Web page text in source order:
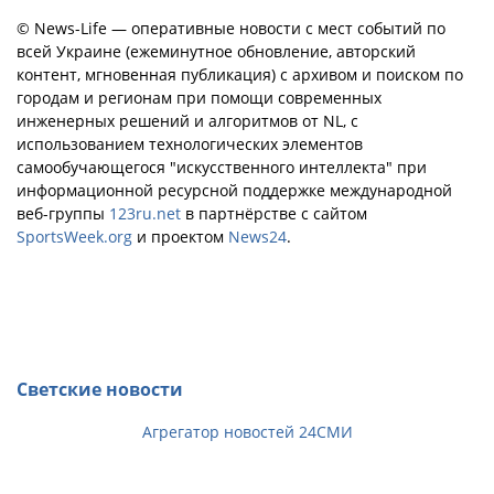
© News-Life — оперативные новости с мест событий по
всей Украине (ежеминутное обновление, авторский
контент, мгновенная публикация) с архивом и поиском по
городам и регионам при помощи современных
инженерных решений и алгоритмов от NL, с
использованием технологических элементов
самообучающегося "искусственного интеллекта" при
информационной ресурсной поддержке международной
веб-группы 123ru.net в партнёрстве с сайтом
SportsWeek.org и проектом News24.
Светские новости
Агрегатор новостей 24СМИ